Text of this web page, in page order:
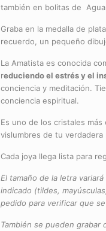
también en bolitas de
Graba en la medalla de
recuerdo, un pequeño
La Amatista es conocida
reduciendo el estrés y el
conciencia y meditación.
conciencia espiritual.
Es uno de los cristales
vislumbres de tu verdadera
Cada joya llega lista para
El tamaño de la letra
indicado (tildes,
pedido para verificar que
También se pueden grabar